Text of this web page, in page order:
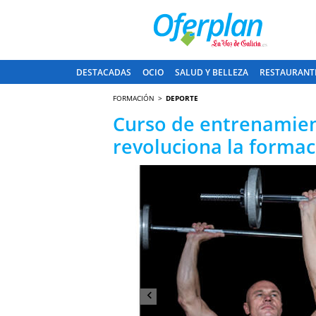
DESTACADAS OCIO SALUD Y BELLEZA
FORMACIÓN DEPORTE
Curso de
revoluciona la